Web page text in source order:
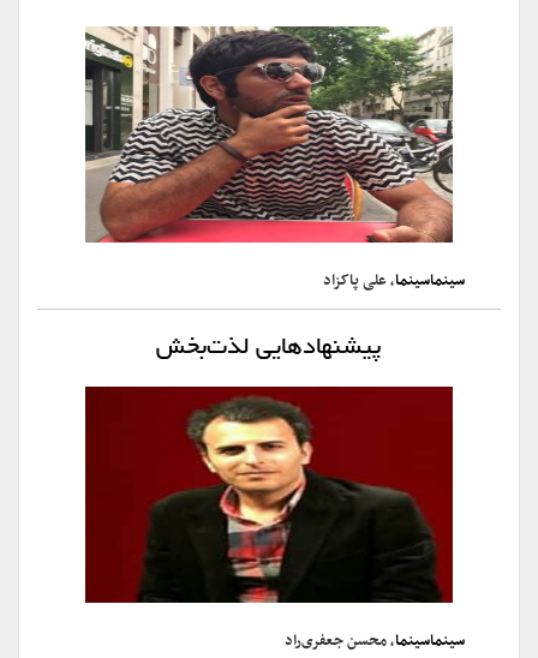
سینماسینما، علی پاکزاد
پیشنهادهایی لذت‌بخش
سینماسینما، محسن جعفری‌راد